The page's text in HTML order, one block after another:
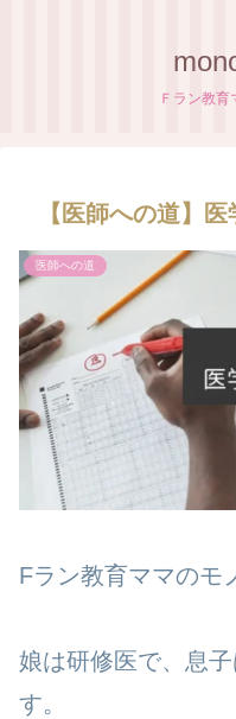
Ｆラン教育
【医師への道】
医師への道
Fラン教育ママのモ
娘は研修医で、息
す。